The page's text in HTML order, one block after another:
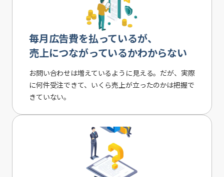
毎月広告費を払っているが、
売上につながっているかわからない
お問い合わせは増えているように見える。だが、実際
に何件受注できて、いくら売上が立ったのかは把握で
きていない。